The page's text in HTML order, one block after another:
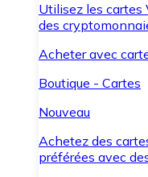
Utilisez les cartes
des
Acheter avec
Boutique - Cartes
Nouveau
Achetez des
préférées avec